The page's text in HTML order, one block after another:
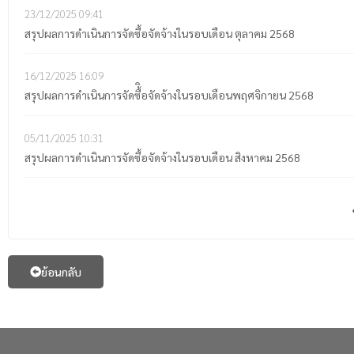
23/12/2025 09:41
สรุปผลการดำเนินการจัดซื้อจัดจ้างในรอบเดือน ตุลาคม 2568
16/12/2025 16:09
สรุปผลการดำเนินการจัดซื้ิอจัดจ้างในรอบเดือนพฤศจิกายน 2568
05/11/2025 10:31
สรุปผลการดำเนินการจัดซื้อจัดจ้างในรอบเดือน สิงหาคม 2568
ย้อนกลับ